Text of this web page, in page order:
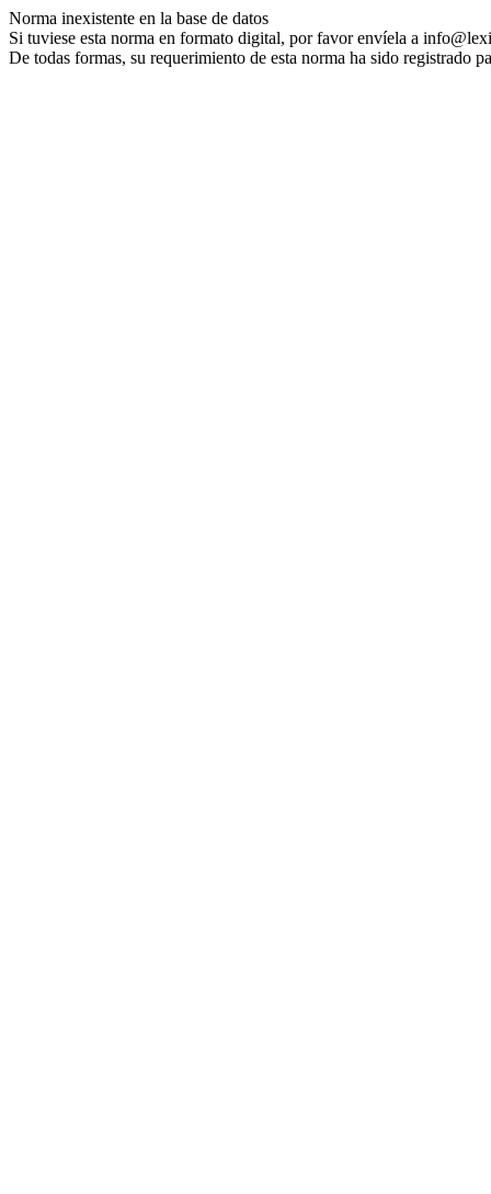
Norma inexistente en la base de datos
Si tuviese esta norma en formato digital, por favor envíela a
De todas formas, su requerimiento de esta norma ha sido registrado